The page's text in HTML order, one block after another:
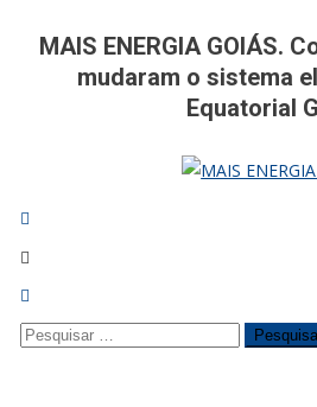
Jornal mais completo de Noticias e
Região
MAIS ENERGIA GOIÁS.
mudaram o sistema
Equatorial
Pesquisar